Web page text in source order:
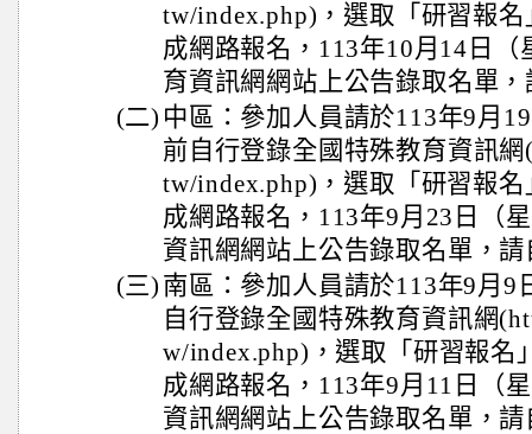
tw/index.php)，選取「研習報
成網路報名，113年10月14日
育資訊網網站上公告錄取名單
(二) 中區：參加人員請於113年9月
前自行登錄全國特殊教育資訊網
tw/index.php)，選取「研習報
成網路報名，113年9月23日（
資訊網網站上公告錄取名單，
(三) 南區：參加人員請於113年9月9
自行登錄全國特殊教育資訊網
w/index.php)，選取「研習報名
成網路報名，113年9月11日（
資訊網網站上公告錄取名單，